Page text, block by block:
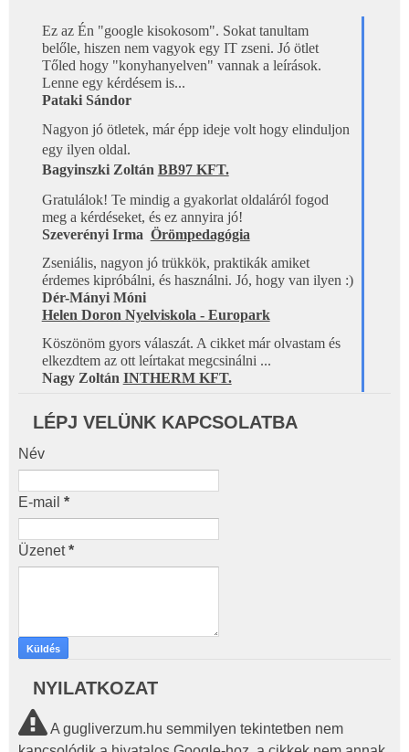
Ez az Én "google kisokosom". Sokat tanultam
belőle, hiszen nem vagyok egy IT zseni. Jó ötlet
Tőled hogy "konyhanyelven" vannak a leírások.
Lenne egy kérdésem is...
Pataki Sándor
Nagyon jó ötletek, már épp ideje volt hogy elinduljon
egy ilyen oldal.
Bagyinszki Zoltán BB97 KFT.
Gratulálok! Te mindig a gyakorlat oldaláról fogod
meg a kérdéseket, és ez annyira jó!
Szeverényi Irma Örömpedagógia
Zseniális, nagyon jó trükkök, praktikák amiket
érdemes kipróbálni, és használni. Jó, hogy van ilyen :)
Dér-Mányi Móni
Helen Doron Nyelviskola - Europark
Köszönöm gyors válaszát. A cikket már olvastam és
elkezdtem az ott leírtakat megcsinálni ...
Nagy Zoltán INTHERM KFT.
LÉPJ VELÜNK KAPCSOLATBA
Név
E-mail *
Üzenet*
NYILATKOZAT
A gugliverzum.hu semmilyen tekintetben nem